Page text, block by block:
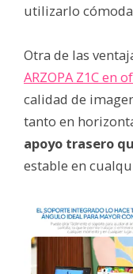
utilizarlo
Otra de las
ARZOPA Z1C en
calidad de
tanto en
apoyo trasero
estable en